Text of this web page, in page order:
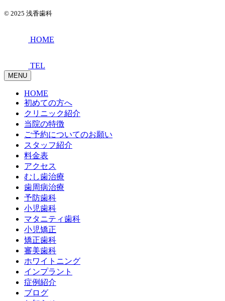
© 2025 浅香歯科
HOME
TEL
MENU
HOME
初めての方へ
クリニック紹介
当院の特徴
ご予約についてのお願い
スタッフ紹介
料金表
アクセス
むし歯治療
歯周病治療
予防歯科
小児歯科
マタニティ歯科
小児矯正
矯正歯科
審美歯科
ホワイトニング
インプラント
症例紹介
ブログ